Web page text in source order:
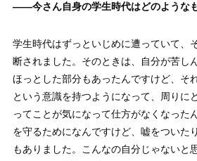
——今さん自身の学生時代はどのような
学生時代はずっといじめに遭っていて、
断されました。そのときは、自分が苦し
ほっとした部分もあったんですけど、そ
という意識を持つようになって、周りに
ってことが気になって仕方がなくなった
を守るためになんですけど、嘘をついた
もありました。こんなの自分じゃないと